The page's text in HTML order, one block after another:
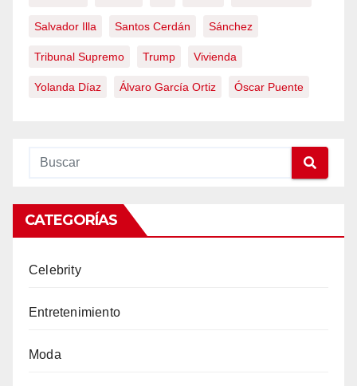
Salvador Illa Santos Cerdán Sánchez
Tribunal Supremo Trump Vivienda
Yolanda Díaz Álvaro García Ortiz Óscar Puente
CATEGORÍAS
Celebrity
Entretenimiento
Moda